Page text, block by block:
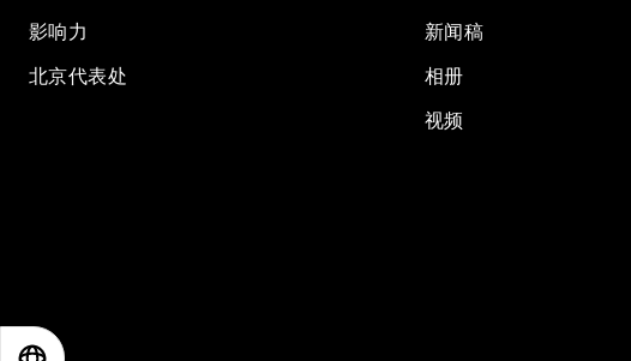
影响力
北京代表处
新闻稿
相册
视频